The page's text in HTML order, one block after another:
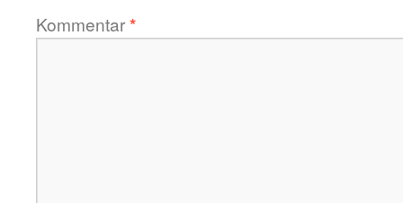
Kommentar*